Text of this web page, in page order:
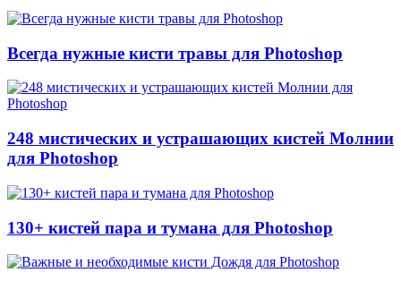
Всегда нужные кисти травы для Photoshop
248 мистических и устрашающих кистей Молнии
для Photoshop
130+ кистей пара и тумана для Photoshop